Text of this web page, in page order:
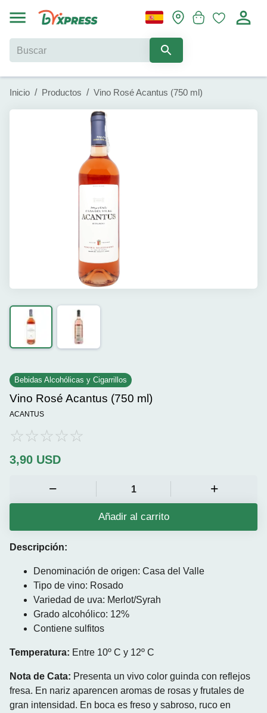
Inicio / Productos / Vino Rosé Acantus (750 ml)
Bebidas Alcohólicas y Cigarrillos
Vino Rosé Acantus (750 ml)
ACANTUS
3,90 USD
Añadir al carrito
Descripción:
Denominación de origen: Casa del Valle
Tipo de vino: Rosado
Variedad de uva: Merlot/Syrah
Grado alcohólico: 12%
Contiene sulfitos
Temperatura: Entre 10º C y 12º C
Nota de Cata: Presenta un vivo color guinda con reflejos
fresa. En nariz aparencen aromas de rosas y frutales de
gran intensidad. En boca es freso y sabroso, ruco en